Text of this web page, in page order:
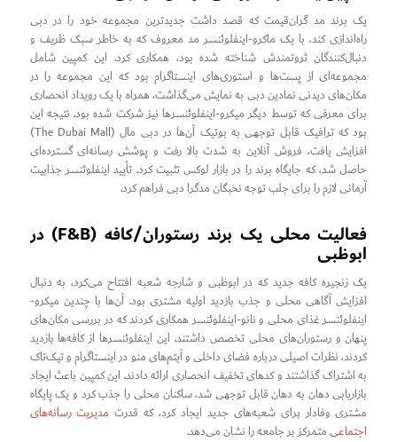
یک برند مد گران‌قیمت که قصد داشت جدیدترین مجموعه خود را در دبی
راه‌اندازی کند، با یک ماکرو-اینفلوئنسر مد معروف که به خاطر سبک ظریف و
دنبال‌کنندگان ثروتمندش شناخته شده بود، همکاری کرد. این کمپین شامل
مجموعه‌ای از پست‌ها و استوری‌های اینستاگرام بود که این مجموعه را در
مکان‌های دیدنی نمادین دبی به نمایش می‌گذاشت، همراه با یک رویداد انحصاری
برای معرفی که توسط دیگر میکرو-اینفلوئنسرها نیز شرکت شده بود. نتیجه این
بود که ترافیک قابل توجهی به بوتیک آن‌ها در دبی مال (The Dubai Mall)
افزایش یافت، فروش آنلاین به شدت بالا رفت و پوشش رسانه‌ای گسترده‌ای
حاصل شد، که جایگاه برند را در بازار لوکس تثبیت کرد. تأیید اینفلوئنسر جذابیت
آرمانی لازم را برای جلب توجه نخبگان مدگرا دبی فراهم کرد.
فعالیت محلی یک برند رستوران/کافه (F&B) در
ابوظبی
یک زنجیره کافه جدید که در ابوظبی و شارجه شعبه افتتاح می‌کرد، به دنبال
افزایش آگاهی محلی و جذب بازدید اولیه مشتری بود. آن‌ها با چندین میکرو-
اینفلوئنسر غذای محلی و نانو-اینفلوئنسر همکاری کردند که در بررسی مکان‌های
پنهان و رستوران‌های محلی تخصص داشتند. این اینفلوئنسرها از کافه‌ها بازدید
کردند، نظرات اصیلی درباره فضای داخلی و آیتم‌های منو در اینستاگرام و تیک‌تاک
به اشتراک گذاشتند و کدهای تخفیف انحصاری ارائه دادند. این کمپین باعث ایجاد
بازاریابی دهان به دهان قابل توجهی شد، ساکنان محلی را جذب کرد و یک پایگاه
مشتری وفادار برای شعبه‌های جدید ایجاد کرد، که قدرت مدیریت رسانه‌های
اجتماعیمتمرکز بر جامعه را نشان می‌دهد.